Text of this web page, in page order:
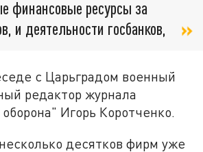
финансовые ресурсы за
и деятельности госбанков,
с Царьградом военный
редактор журнала
Игорь Коротченко.
десятков фирм уже